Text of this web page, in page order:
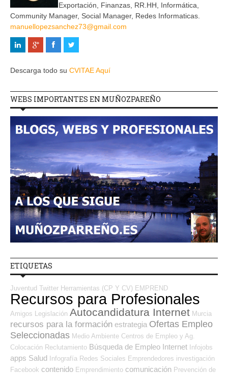
Exportación, Finanzas, RR.HH, Informática,
Community Manager, Social Manager, Redes Informaticas.
manuellopezsanchez73@gmail.com
Descarga todo su CVITAE Aquí
WEBS IMPORTANTES EN MUÑOZPAREÑO
ETIQUETAS
Juventud Twitter Herramientas (CP Y CV) EMPREND
Recursos para Profesionales
Amigos Legislación Autocandidatura Internet Murcia
recursos para la formación estrategia Ofertas Empleo
Seleccionadas Medio Ambiente Centros de Empleo y Ag.
Colocación Reclutamiento Búsqueda de Empleo Internet Infojobs
apps Salud Infografía Redes Sociales Emprendedores investigación
Facebook contenido Emprendimiento comunicación Prevención de